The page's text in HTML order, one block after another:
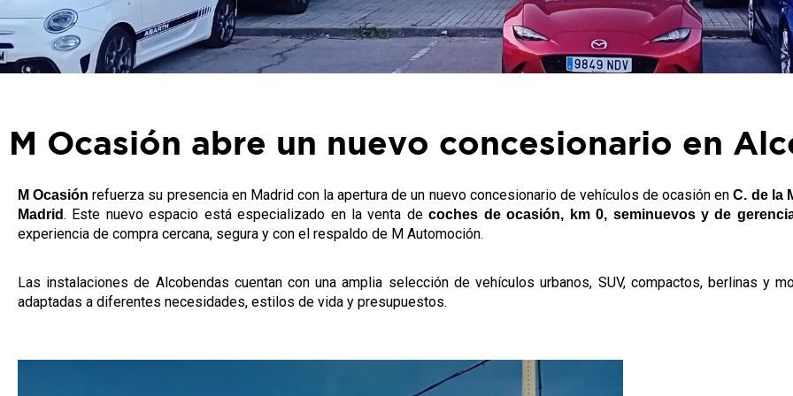
M Ocasión abre un nuevo concesionario en
M Ocasión refuerza su presencia en Madrid con la apertura de un nuevo concesionario de vehículos de ocasión enC. de la
Madrid. Este nuevo espacio está especializado en la venta decoches de ocasión, km 0, seminuevos y de
experiencia de compra cercana, segura y con el respaldo de M Automoción.
Las instalaciones de Alcobendas cuentan con una amplia selección de vehículos urbanos, SUV, compactos, berlinas y
adaptadas a diferentes necesidades, estilos de vida y presupuestos.